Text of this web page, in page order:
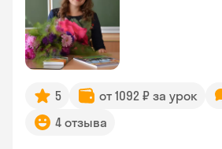
5 от 1092 ₽ за урок
4 отзыва